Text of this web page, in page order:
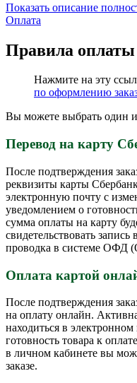
Показать описание
Оплата
Правила оплаты
Нажмите на эту
по оформлению
Вы можете выбрать один
Перевод на карту
После подтверждения
реквизиты карты
электронную почту с
уведомлением о
сумма оплаты на карту
свидетельствовать
проводка в системе ОФД
Оплата картой
После подтверждения
на оплату онлайн.
находиться в
готовность товара к
в личном кабинете вы
заказе.